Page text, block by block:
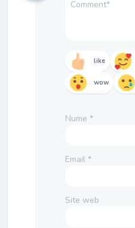
like
wow
Nume *
Email *
Site web